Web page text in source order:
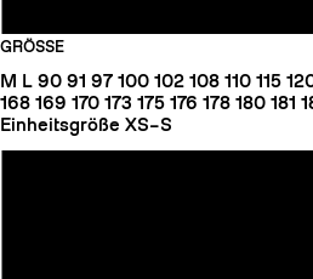
GRÖSSE
M L 90 91 97 100 102 108 110 115
168 169 170 173 175 176 178 180 181
Einheitsgröße XS–S